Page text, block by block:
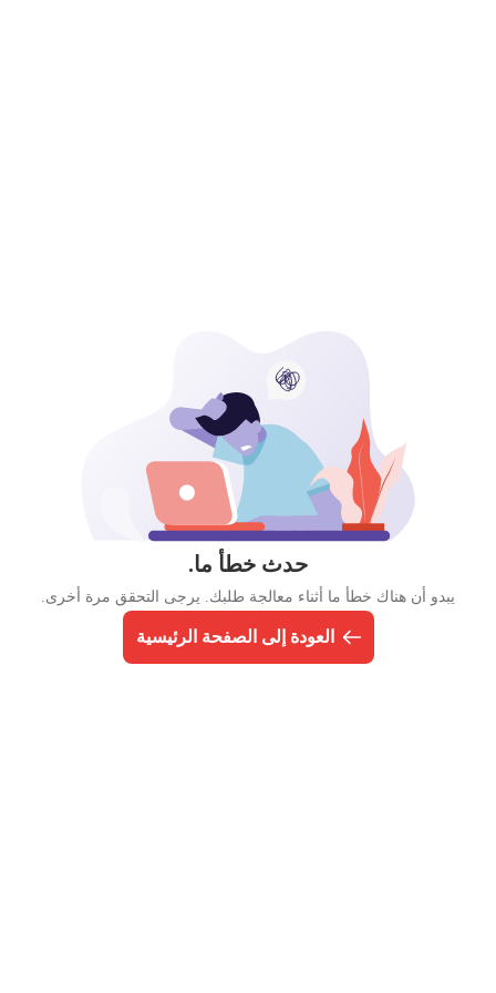
حدث خطأ ما.
يبدو أن هناك خطأ ما أثناء معالجة طلبك. يرجى التحقق مرة أخرى.
العودة إلى الصفحة الرئيسية